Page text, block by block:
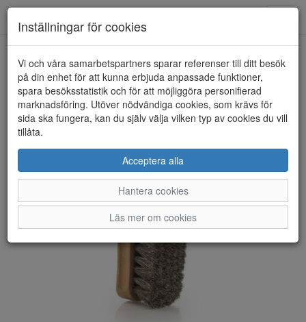
HEM SPRINGYARD
Inställningar för cookies
Vi och våra samarbetspartners sparar referenser till ditt besök
på din enhet för att kunna erbjuda anpassade funktioner,
spara besöksstatistik och för att möjliggöra personifierad
marknadsföring. Utöver nödvändiga cookies, som krävs för
sida ska fungera, kan du själv välja vilken typ av cookies du vill
tillåta.
Acceptera alla
Hantera cookies
Läs mer om cookies